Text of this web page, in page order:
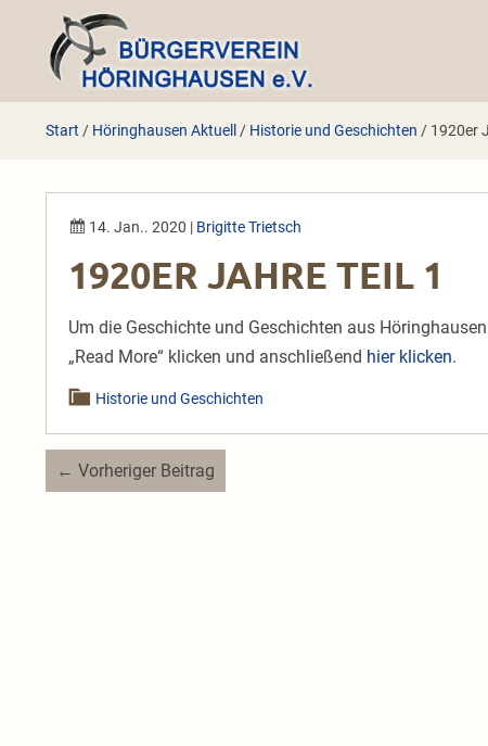
springen
Start / Höringhausen Aktuell / Historie und Geschichten / 1920er
14. Jan.. 2020 | Brigitte Trietsch
1920ER JAHRE TEIL 1
Um die Geschichte und Geschichten aus
„Read More“ klicken und anschließend hier klicken.
Historie und Geschichten
Beitragsnavigation
← Vorheriger Beitrag